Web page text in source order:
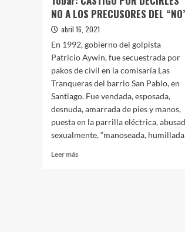
NO A LOS PRECUSORES DEL
abril 16, 2021
En 1992, gobierno del golpista
Patricio Aywin, fue secuestrada por
pakos de civil en la comisaría Las
Tranqueras del barrio San Pablo, en
Santiago. Fue vendada, esposada,
desnuda, amarrada de pies y manos,
puesta en la parrilla eléctrica,
sexualmente, “manoseada,
Leer másLeer